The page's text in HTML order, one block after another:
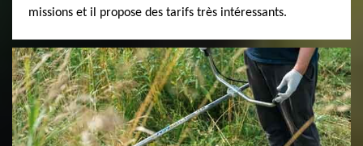
missions et il propose des tarifs très intéressants.